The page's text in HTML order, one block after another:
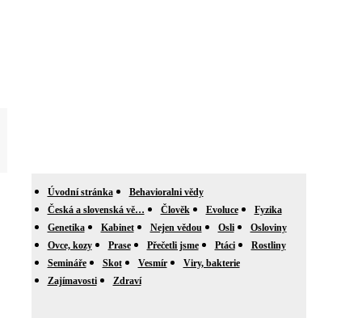
Úvodní stránka
Behavioralni vědy
Česká a slovenská vě…
Člověk Evoluce
Fyzika
Genetika
Kabinet Nejen vědou Osli
Osloviny
Ovce, kozy
Prase Přečetli jsme Ptáci
Rostliny
Semináře
Skot Vesmír
Viry, bakterie
Zajímavosti
Zdraví